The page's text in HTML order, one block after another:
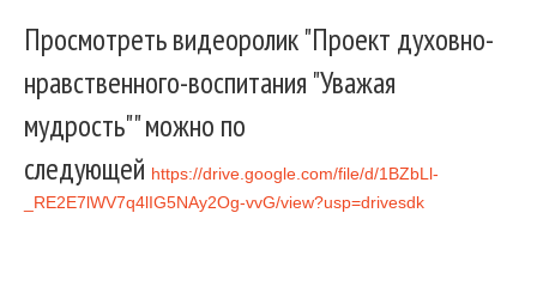
Просмотреть видеоролик "Проект духовно-
нравственного-воспитания "Уважая
мудрость"" можно по
следующей https://drive.google.com/file/d/1BZbLl-
_RE2E7lWV7q4lIG5NAy2Og-vvG/view?usp=drivesdk